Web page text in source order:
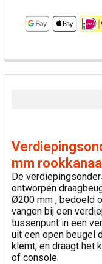
VAAK
SAMEN
VOEG
GESELECTEERDE
TOE AAN
WINKELWAGEN
mm rookkanaal
De
ontworpen
Ø200 mm , bedoeld
vangen bij een
tussenpunt in een
uit een open beugel
klemt, en draagt het
of console.